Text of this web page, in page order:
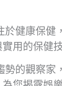
於健康保健
用的保健
勢的觀察家